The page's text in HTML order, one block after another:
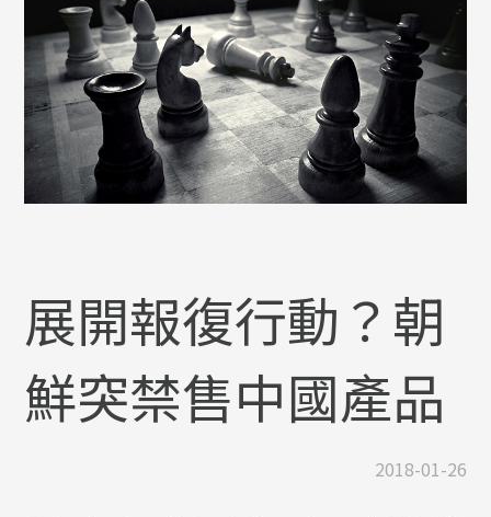
展開報復行動？朝
鮮突禁售中國產品
2018-01-26